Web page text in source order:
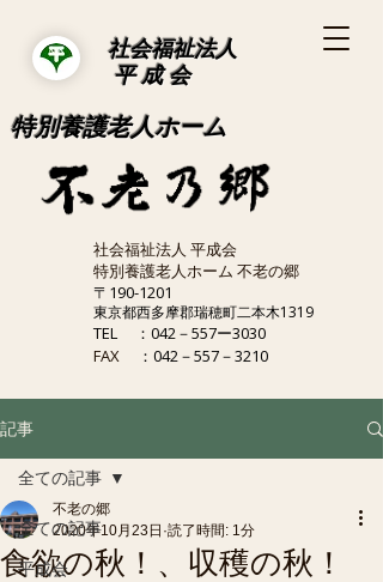
社会福祉法人 平成会
特別養護老人ホーム 不老の郷
〒190-1201
東京都西多摩郡瑞穂町二本木1319
TEL
：042－557ー3030
FAX
：042－557－3210
社会福祉法人
平 成 会
特別養護老人ホーム
記事
全ての記事
平成会
全ての記事
食欲の秋！、収穫の秋！
不老の郷
2020年10月23日 読了時間: 1分